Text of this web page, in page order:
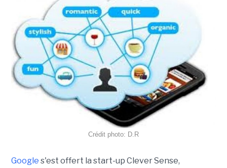
Crédit photo: D.R
Google s'est offert la start-up Clever Sense,